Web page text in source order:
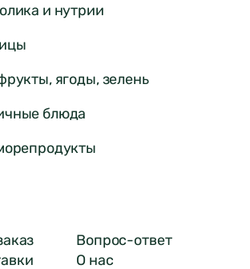
и нутрии
ягоды, зелень
блюда
Вопрос-ответ
О нас